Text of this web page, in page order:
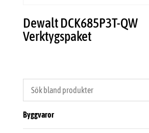
Dewalt DCK685P3T-QW
Verktygspaket
Byggvaror